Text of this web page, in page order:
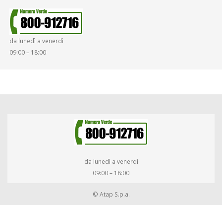
da lunedì a venerdì
09:00 – 18:00
da lunedì a venerdì
09:00 – 18:00
© Atap S.p.a.